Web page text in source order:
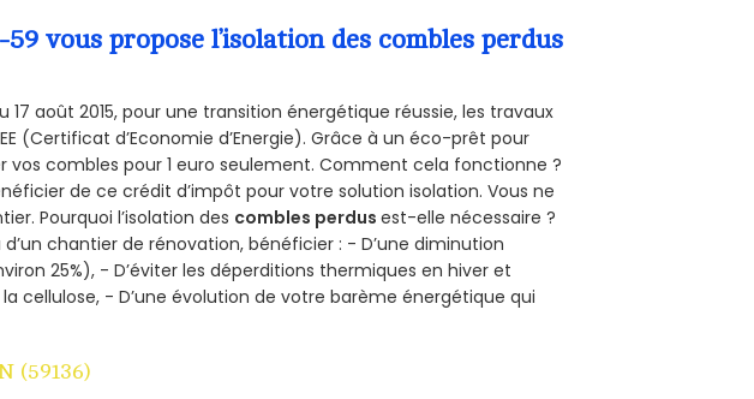
vous propose l’isolation des combles perdus
août 2015, pour une transition énergétique réussie, les travaux
(Certificat d’Economie d’Energie). Grâce à un éco-prêt pour
vos combles pour 1 euro seulement. Comment cela fonctionne ?
de ce crédit d’impôt pour votre solution isolation. Vous ne
Pourquoi l’isolation des combles perdusest-elle nécessaire ?
chantier de rénovation, bénéficier : - D’une diminution
25%), - D’éviter les déperditions thermiques en hiver et
cellulose, - D’une évolution de votre barème énergétique qui
(59136)